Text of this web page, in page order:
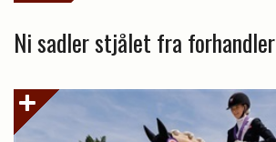
Ni sadler stjålet fra forhandler